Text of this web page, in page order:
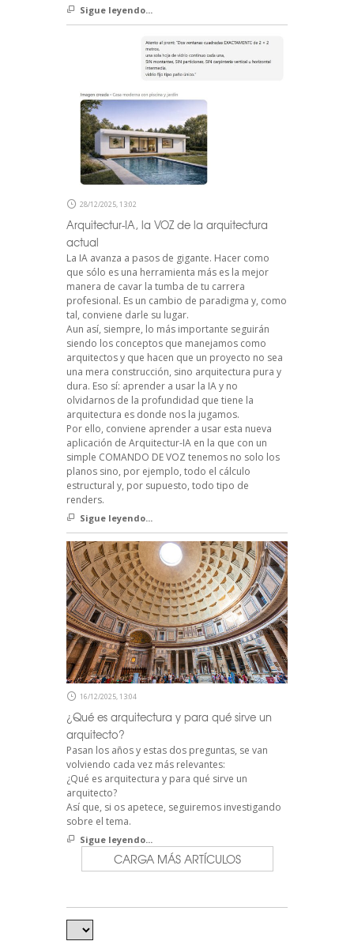
Sigue leyendo...
28/12/2025, 13:02
Arquitectur-IA, la VOZ de la arquitectura
actual
La IA avanza a pasos de gigante. Hacer como
que sólo es una herramienta más es la mejor
manera de cavar la tumba de tu carrera
profesional. Es un cambio de paradigma y, como
tal, conviene darle su lugar.
Aun así, siempre, lo más importante seguirán
siendo los conceptos que manejamos como
arquitectos y que hacen que un proyecto no sea
una mera construcción, sino arquitectura pura y
dura. Eso sí: aprender a usar la IA y no
olvidarnos de la profundidad que tiene la
arquitectura es donde nos la jugamos.
Por ello, conviene aprender a usar esta nueva
aplicación de Arquitectur-IA en la que con un
simple COMANDO DE VOZ tenemos no solo los
planos sino, por ejemplo, todo el cálculo
estructural y, por supuesto, todo tipo de
renders.
Sigue leyendo...
16/12/2025, 13:04
¿Qué es arquitectura y para qué sirve un
arquitecto?
Pasan los años y estas dos preguntas, se van
volviendo cada vez más relevantes:
¿Qué es arquitectura y para qué sirve un
arquitecto?
Así que, si os apetece, seguiremos investigando
sobre el tema.
Sigue leyendo...
CARGA MÁS ARTÍCULOS